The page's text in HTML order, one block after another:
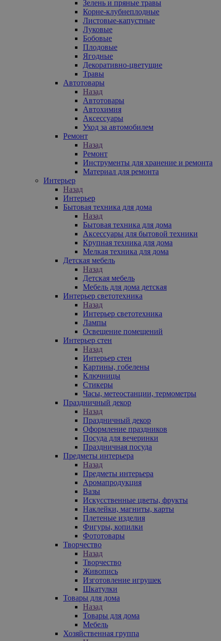
Зелень и пряные травы
Корне-клубнеплодные
Листовые-капустные
Луковые
Бобовые
Плодовые
Ягодные
Декоративно-цветущие
Травы
Автотовары
Назад
Автотовары
Автохимия
Аксессуары
Уход за автомобилем
Ремонт
Назад
Ремонт
Инструменты для хранение и ремонта
Материал для ремонта
Интерьер
Назад
Интерьер
Бытовая техника для дома
Назад
Бытовая техника для дома
Аксессуары для бытовой техники
Крупная техника для дома
Мелкая техника для дома
Детская мебель
Назад
Детская мебель
Мебель для дома детская
Интерьер светотехника
Назад
Интерьер светотехника
Лампы
Освещение помещений
Интерьер стен
Назад
Интерьер стен
Картины, гобелены
Ключницы
Стикеры
Часы, метеостанции, термометры
Праздничный декор
Назад
Праздничный декор
Оформление праздников
Посуда для вечеринки
Праздничная посуда
Предметы интерьера
Назад
Предметы интерьера
Аромапродукция
Вазы
Искусственные цветы, фрукты
Наклейки, магниты, карты
Плетеные изделия
Фигуры, копилки
Фототовары
Творчество
Назад
Творчество
Живопись
Изготовление игрушек
Шкатулки
Товары для дома
Назад
Товары для дома
Мебель
Хозяйственная группа